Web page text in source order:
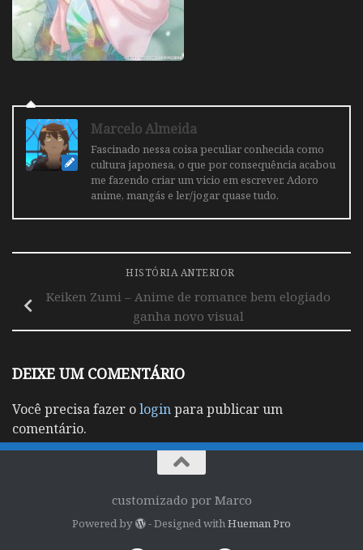
Marcelo Almeida
Fascinado nessa coisa peculiar conhecida como
cultura japonesa, o que por consequência acabou
me fazendo criar um vicio em escrever. Adoro
anime, mangás e ler/jogar quase tudo.
HISTÓRIA ANTERIOR
Keiken Zumi – Anime de romance bem elogiado
ganha novo visual
DEIXE UM COMENTÁRIO
Você precisa fazer ologinpara publicar um
comentário.
customizado por Marco
Powered by - Designed with Hueman Pro